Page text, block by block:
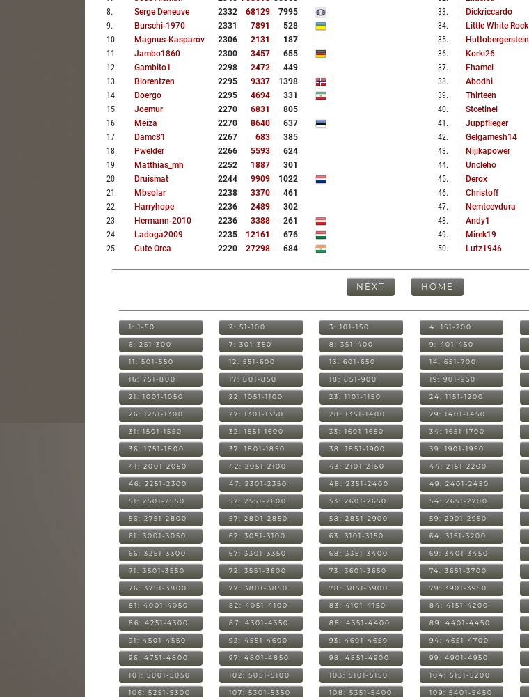
8. Serge Deneuve 2332 68129
7995
9. Burschi-1970 2331 7891
528
10. Magnus-Kasparov 2306 2131
187
11 . Jambo1860 2300 3457
655
12. Gambito1 2298 2472
449
13. Blorentzen 2295 9337
1398
14. Doergo 2295 4694
331
15. Joemur 2270 6831
805
16. Meiza 2270 8640
637
17. Damc81 2267 683
385
18. Pwelder 2266 5593
624
19. Matthias_mh 2252 1887
301
20. Druismat 2244 9909
1022
21 . Mbsolar 2238 3370
461
22. Harryhope 2236 2489
302
23. Hermann-2010 2236 3388
261
24. Ladoga2009 2235 12161
676
25. Cute Orca 2220 27298 684
33. Dickriccardo
34. Little White Rock
35. Huttobergerstein
36. Korki26
37. Fhamel
38. Abodhi
39. Thirteen
40. Stcetinel
41 . Juppflieger
42. Gelgamesh14
43. Nijikapower
44. Uncleho
45. Derox
46. Christoff
47. Nemtcevdura
48. Andy1
49. Mirek19
50. Lutz1946
NEXT HOME
1: 1-50 2: 51-100 3: 101-150 4: 151-200
6: 251-300 7: 301-350 8: 351-400 9: 401-450
11: 501-550 12: 551-600 13: 601-650 14: 651-700
16: 751-800 17: 801-850 18: 851-900 19: 901-950
21: 1001-1050 22: 1051-1100 23: 1101-1150 24: 1151-1200
26: 1251-1300 27: 1301-1350 28: 1351-1400 29: 1401-1450
31: 1501-1550 32: 1551-1600 33: 1601-1650 34: 1651-1700
36: 1751-1800 37: 1801-1850 38: 1851-1900 39: 1901-1950
41: 2001-2050 42: 2051-2100 43: 2101-2150 44: 2151-2200
46: 2251-2300 47: 2301-2350 48: 2351-2400 49: 2401-2450
51: 2501-2550 52: 2551-2600 53: 2601-2650 54: 2651-2700
56: 2751-2800 57: 2801-2850 58: 2851-2900 59: 2901-2950
61: 3001-3050 62: 3051-3100 63: 3101-3150 64: 3151-3200
66: 3251-3300 67: 3301-3350 68: 3351-3400 69: 3401-3450
71: 3501-3550 72: 3551-3600 73: 3601-3650 74: 3651-3700
76: 3751-3800 77: 3801-3850 78: 3851-3900 79: 3901-3950
81: 4001-4050 82: 4051-4100 83: 4101-4150 84: 4151-4200
86: 4251-4300 87: 4301-4350 88: 4351-4400 89: 4401-4450
91: 4501-4550 92: 4551-4600 93: 4601-4650 94: 4651-4700
96: 4751-4800 97: 4801-4850 98: 4851-4900 99: 4901-4950
101: 5001-5050 102: 5051-5100 103: 5101-5150 104: 5151-5200
106: 5251-5300 107: 5301-5350 108: 5351-5400 109: 5401-5450